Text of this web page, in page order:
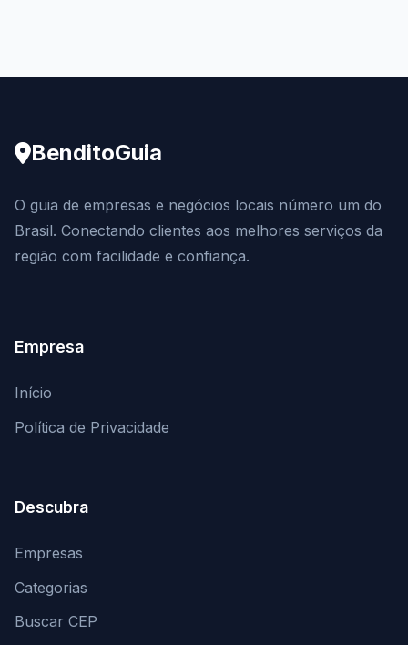
BenditoGuia
O guia de empresas e negócios locais número um do
Brasil. Conectando clientes aos melhores serviços da
região com facilidade e confiança.
Empresa
Início
Política de Privacidade
Descubra
Empresas
Categorias
Buscar CEP